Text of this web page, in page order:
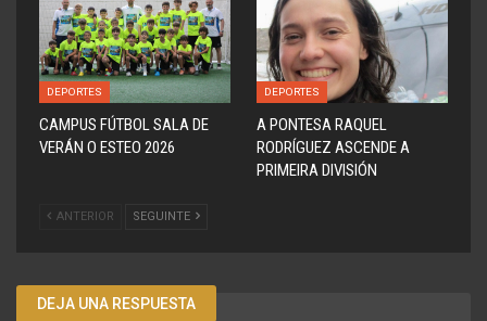
DEPORTES
CAMPUS FÚTBOL SALA DE
VERÁN O ESTEO 2026
DEPORTES
A PONTESA RAQUEL
RODRÍGUEZ ASCENDE A
PRIMEIRA DIVISIÓN
ANTERIOR SEGUINTE
DEJA UNA RESPUESTA